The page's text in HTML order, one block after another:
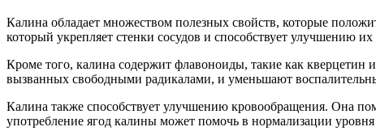
Калина обладает множеством полезных свойств, которые
который укрепляет стенки сосудов и способствует улучшению
Кроме того, калина содержит флавоноиды, такие как
вызванных свободными радикалами, и уменьшают
Калина также способствует улучшению кровообращения. Она
употребление ягод калины может помочь в нормализации